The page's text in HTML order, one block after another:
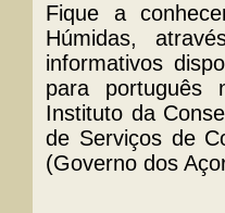
Fique a
Húmidas,
informativos
para português
Instituto da
de Serviços de
(Governo dos